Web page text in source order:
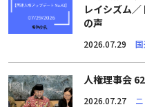
レイシズム
の声
2026.07.29
人権理事会
2026.07.27